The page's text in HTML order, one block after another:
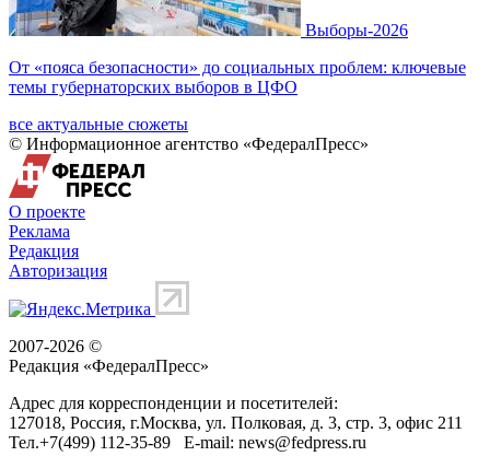
Выборы-2026
От «пояса безопасности» до социальных проблем: ключевые
темы губернаторских выборов в ЦФО
все актуальные сюжеты
© Информационное агентство «ФедералПресс»
О проекте
Реклама
Редакция
Авторизация
2007-2026 ©
Редакция «ФедералПресс»
Адрес для корреспонденции и посетителей:
127018, Россия, г.Москва, ул. Полковая, д. 3, стр. 3, офис 211
Тел.+7(499) 112-35-89 E-mail: news@fedpress.ru